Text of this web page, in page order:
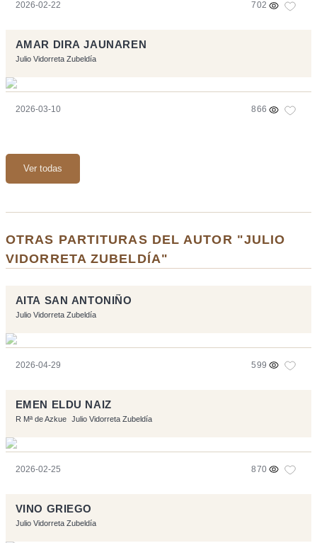
2026-02-22 702
AMAR DIRA JAUNAREN
Julio Vidorreta Zubeldía
2026-03-10 866
Ver todas
OTRAS PARTITURAS DEL AUTOR "JULIO
VIDORRETA ZUBELDÍA"
AITA SAN ANTONIÑO
Julio Vidorreta Zubeldía
2026-04-29 599
EMEN ELDU NAIZ
R Mª de Azkue Julio Vidorreta Zubeldía
2026-02-25 870
VINO GRIEGO
Julio Vidorreta Zubeldía